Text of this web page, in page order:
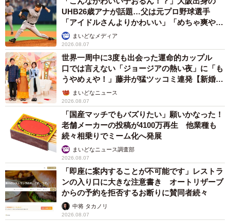
UHB26歳アナが話題…父は元プロ野球選手
「アイドルさんよりかわいい」「めちゃ爽や
か」まいどなメディア
2026.08.07
世界一周中に3度も出会った運命的カップル
口では言えない「ジョージアの熱い夜」に「も
うやめぇや！」藤井が猛ツッコミ連発【新婚さ
ん】まいどなニュース
2026.08.07
「国産マッチでもバズりたい」願いかなった！
老舗メーカーの投稿が4100万再生 他業種も
続々相乗りでミーム化へ発展
まいどなニュース調査部
2026.08.07
「即座に案内することが不可能です」レストラ
ンの入り口に大きな注意書き オートリザーブ
からの予約を拒否するお断りに賛同者続々
中将 タカノリ
2026.08.07